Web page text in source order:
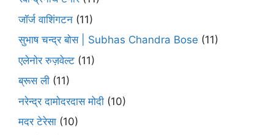
जॉर्ज वाशिंगटन (11)
सुभाष चन्द्र बोस | Subhas Chandra Bose (11)
एलेनोर रुज़वेल्ट (11)
ब्रूस ली (11)
नरेन्द्र दामोदरदास मोदी (10)
मदर टेरेसा (10)